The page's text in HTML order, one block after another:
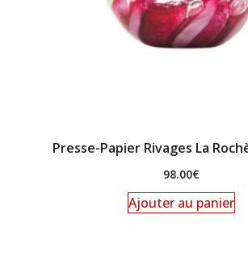
Presse-Papier Rivages La
98.00€
Ajouter au panier